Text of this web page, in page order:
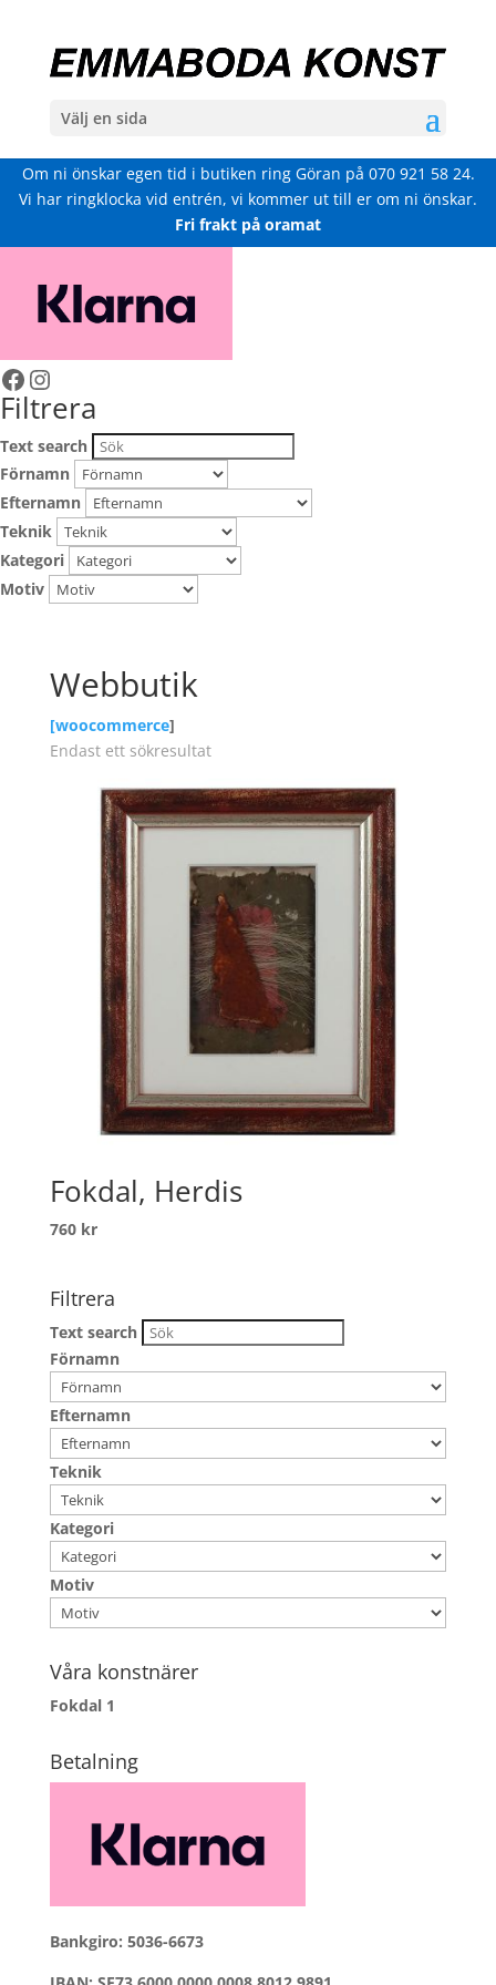
Välj en sida
Om ni önskar egen tid i butiken ring Göran på 070 921 58 24.
Vi har ringklocka vid entrén, vi kommer ut till er om ni önskar.
Fri frakt på oramat
Facebook
Instagram
Filtrera
Text search
Förnamn
Efternamn
Teknik
Kategori
Motiv
Webbutik
[woocommerce]
Endast ett sökresultat
Fokdal, Herdis
760 kr
Filtrera
Text search
Förnamn
Efternamn
Teknik
Kategori
Motiv
Våra konstnärer
Fokdal 1
Betalning
Bankgiro: 5036-6673